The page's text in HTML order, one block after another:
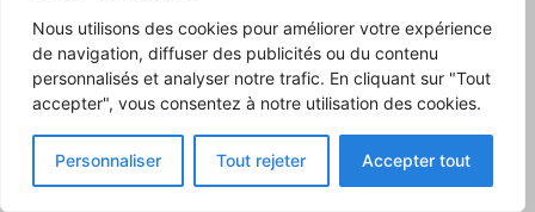
Nous utilisons des cookies pour améliorer votre expérience
de navigation, diffuser des publicités ou du contenu
personnalisés et analyser notre trafic. En cliquant sur "Tout
accepter", vous consentez à notre utilisation des cookies.
Personnaliser Tout rejeter Accepter tout